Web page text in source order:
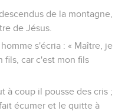
de la montagne,
de Jésus.
s'écria : « Maître, je
fils, car c'est mon fils
à coup il pousse des cris ;
écumer et le quitte à